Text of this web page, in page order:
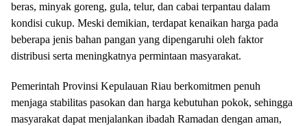
beras, minyak goreng, gula, telur, dan cabai terpantau dalam
kondisi cukup. Meski demikian, terdapat kenaikan harga pada
beberapa jenis bahan pangan yang dipengaruhi oleh faktor
distribusi serta meningkatnya permintaan masyarakat.
Pemerintah Provinsi Kepulauan Riau berkomitmen penuh
menjaga stabilitas pasokan dan harga kebutuhan pokok, sehingga
masyarakat dapat menjalankan ibadah Ramadan dengan aman,